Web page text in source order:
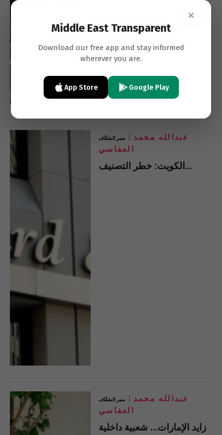
منبر الشفّاف
عبدالله محمد
العفاسي
الكويت: خطر التصنيف…
منبر الشفّاف
عبدالله محمد
العفاسي
زايد الإمارات… شعبية داخلية
×
Middle East Transparent
Download our free app and stay informed
wherever you are.
App Store Google Play